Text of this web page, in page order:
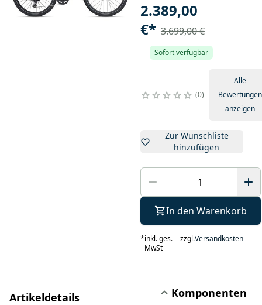
2.389,00
€* 3.699,00 €
Sofort verfügbar
0
Alle
Bewertungen
anzeigen
Zur Wunschliste
hinzufügen
In den Warenkorb
*inkl. ges.
MwSt
zzgl.Versandkosten
Artikeldetails Komponenten